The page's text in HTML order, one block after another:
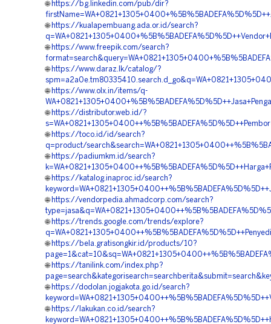
🌐 https://bg.linkedin.com/pub/dir?
🌐 https://kualapembuang.ada.or.id/search?
🌐 https://www.freepik.com/search?
🌐 https://www.daraz.lk/catalog/?
🌐 https://www.olx.in/items/q-
🌐 https://distributor.web.id/?
🌐 https://toco.id/id/search?
q=product/
🌐 https://padiumkm.id/search?
🌐 https://katalog.inaproc.id/search?
🌐 https://vendorpedia.ahmadcorp.com/search?
🌐 https://trends.google.com/trends/explore?
🌐 https://bela.gratisongkir.id/products/10?
🌐 https://tanilink.com/index.php?
🌐 https://dodolan.jogjakota.go.id/search?
🌐 https://lakukan.co.id/search?